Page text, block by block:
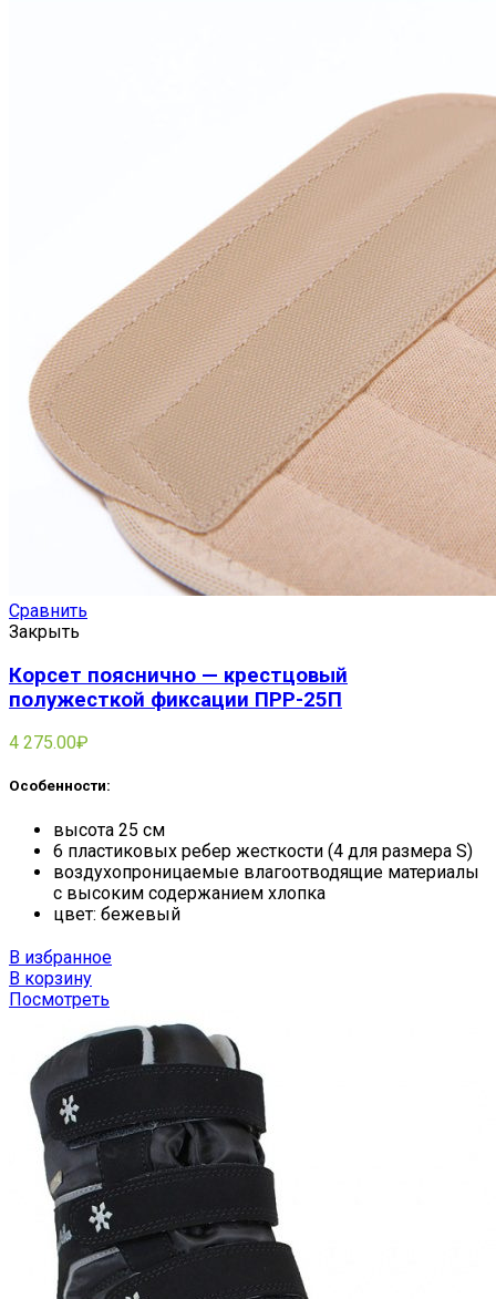
Сравнить
Закрыть
Корсет пояснично — крестцовый
полужесткой фиксации ПРР-25П
4 275.00₽
Особенности:
высота 25 см
6 пластиковых ребер жесткости (4 для размера S)
воздухопроницаемые влагоотводящие материалы
с высоким содержанием хлопка
цвет: бежевый
В избранное
В корзину
Посмотреть